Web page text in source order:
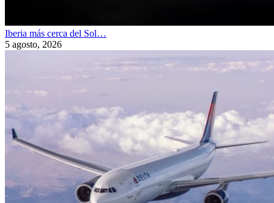
Iberia más cerca del Sol…
5 agosto, 2026